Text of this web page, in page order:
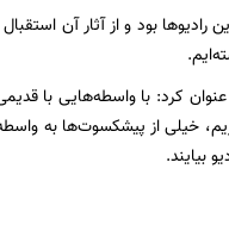
بود و از آثار آن
کرد: با واسطه‌هایی با
خیلی از پیشکسوت‌ها به
بیایند.